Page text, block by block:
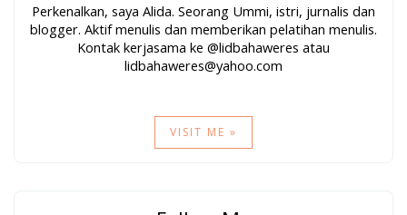
Perkenalkan, saya Alida. Seorang Ummi, istri, jurnalis dan
blogger. Aktif menulis dan memberikan pelatihan menulis.
Kontak kerjasama ke @lidbahaweres atau
lidbahaweres@yahoo.com
VISIT ME »